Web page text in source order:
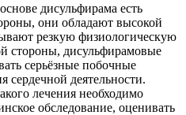
дисульфирама есть
они обладают высокой
резкую физиологическую
стороны, дисульфирамовые
серьёзные побочные
сердечной деятельности.
лечения необходимо
обследование, оценивать